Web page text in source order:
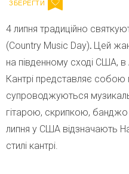
4 липня традиційно
(Country Music Day). Цей
на південному сході США, в
Кантрі представляє собою
супроводжуються
гітарою, скрипкою,
липня у США відзначають
стилі кантрі.